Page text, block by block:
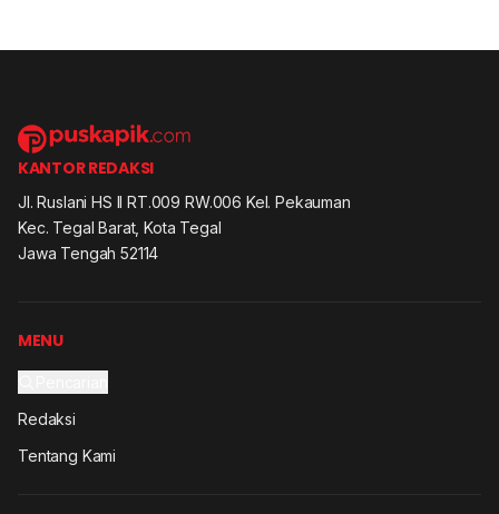
KANTOR REDAKSI
Jl. Ruslani HS II RT.009 RW.006 Kel. Pekauman
Kec. Tegal Barat, Kota Tegal
Jawa Tengah 52114
MENU
Redaksi
Tentang Kami